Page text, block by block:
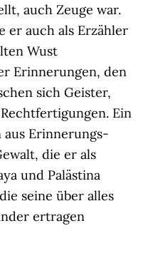
auch Zeuge war.
er auch als Erzähler
Wust
Erinnerungen, den
sich Geister,
Ein
Erinnerungs-
die er als
und Palästina
seine über alles
ertragen